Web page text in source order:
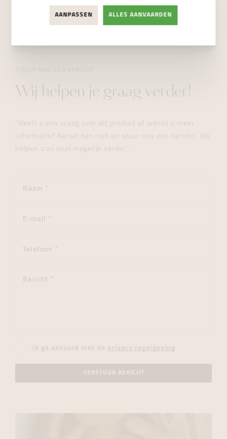
Wij helpen je graag verder!
"Heeft u een vraag over dit product of wenst u meer
informatie? Aarzel dan niet en stuur ons een bericht. Wij
helpen u zo snel mogelijk verder."
Ik ga akkoord met de privacy regelgeving
VERSTUUR BERICHT
AANPASSEN ALLES AANVAARDEN